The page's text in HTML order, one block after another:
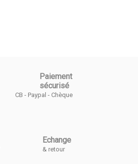
Paiement
sécurisé
CB - Paypal - Chèque
Echange
& retour